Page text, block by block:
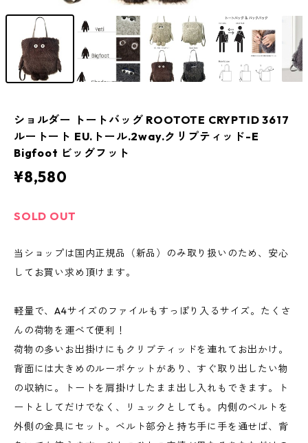
ショルダー トートバッグ ROOTOTE CRYPTID 3617
ルートート EU.トール.2way.クリプティッド-E
Bigfoot ビッグフット
¥8,580
SOLD OUT
当ショップは国内正規品（新品）のみ取り扱いのため、安心
してお買い求め頂けます。
軽量で、A4サイズのファイルもすっぽり入るサイズ。たくさ
んの荷物を運べて便利！
荷物の多いお出掛けにもクリブティッドを連れてお出かけ。
背面には大きめのルーポケットがあり、すぐ取り出したい物
の収納に。トートを肩掛けしたまま出し入れもできます。ト
ートとしてだけでなく、リュックとしても。内側のベルトを
外側の金具にセット。ベルト部分と持ち手に手を通せば、背